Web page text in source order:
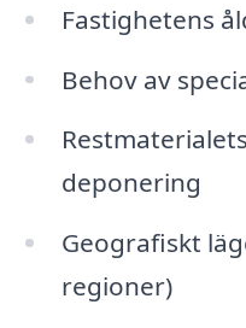
Fastighetens
Behov av
deponering
Geografiskt
regioner)